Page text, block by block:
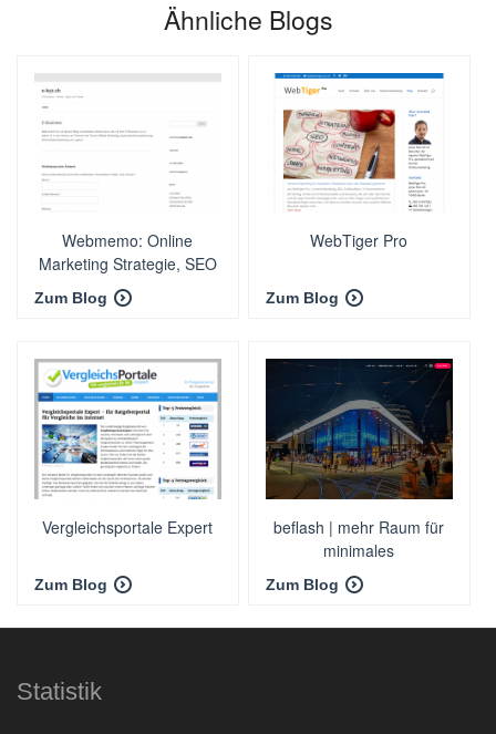
Ähnliche Blogs
Webmemo: Online
Marketing Strategie, SEO
Zum Blog
WebTiger Pro
Zum Blog
Vergleichsportale Expert
Zum Blog
beflash | mehr Raum für
minimales
Zum Blog
Statistik